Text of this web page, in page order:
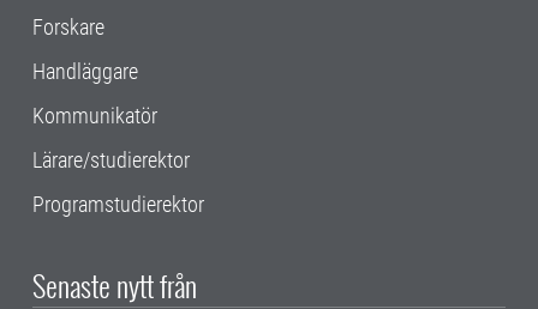
Forskare
Handläggare
Kommunikatör
Lärare/studierektor
Programstudierektor
Senaste nytt från